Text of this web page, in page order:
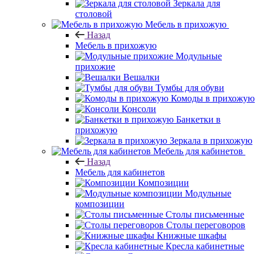
Зеркала для
столовой
Мебель в прихожую
Назад
Мебель в прихожую
Модульные
прихожие
Вешалки
Тумбы для обуви
Комоды в прихожую
Консоли
Банкетки в
прихожую
Зеркала в прихожую
Мебель для кабинетов
Назад
Мебель для кабинетов
Композиции
Модульные
композиции
Столы письменные
Столы переговоров
Книжные шкафы
Кресла кабинетные